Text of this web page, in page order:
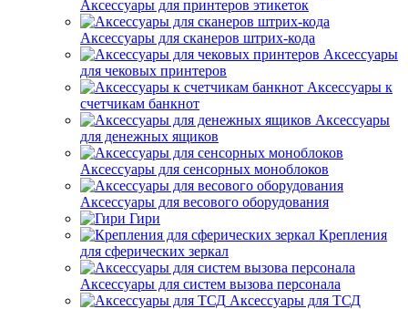
Аксессуары для принтеров этикеток
Аксессуары для сканеров штрих-кода
Аксессуары
для чековых принтеров
Аксессуары к
счетчикам банкнот
Аксессуары
для денежных ящиков
Аксессуары для сенсорных моноблоков
Аксессуары для весового оборудования
Гири
Крепления
для сферических зеркал
Аксессуары для систем вызова персонала
Аксессуары для ТСД